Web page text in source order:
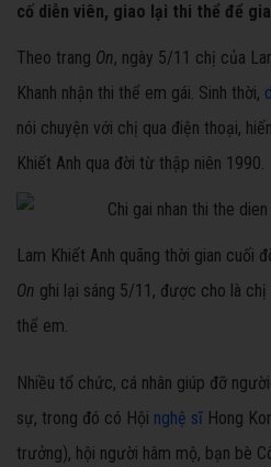
cố diễn viên, giao lại thi thể để
Theo trang On, ngày 5/11 chị của
Khanh nhận thi thể em gái. Sinh thời,
nói chuyện với chị qua điện thoại,
Khiết Anh qua đời từ thập niên 1990.
Lam Khiết Anh quãng thời gian cuối
On ghi lại sáng 5/11, được cho là
thể em.
Nhiều tổ chức, cá nhân giúp đỡ
sự, trong đó có Hội nghệ sĩ Hong
trưởng), hội người hâm mộ, bạn bè